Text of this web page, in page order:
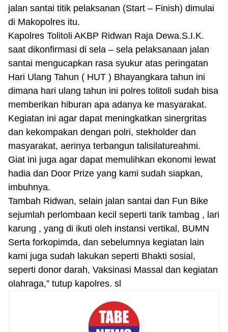
jalan santai titik pelaksanan (Start – Finish) dimulai
di Makopolres itu.
Kapolres Tolitoli AKBP Ridwan Raja Dewa.S.I.K.
saat dikonfirmasi di sela – sela pelaksanaan jalan
santai mengucapkan rasa syukur atas peringatan
Hari Ulang Tahun ( HUT ) Bhayangkara tahun ini
dimana hari ulang tahun ini polres tolitoli sudah bisa
memberikan hiburan apa adanya ke masyarakat.
Kegiatan ini agar dapat meningkatkan sinergritas
dan kekompakan dengan polri, stekholder dan
masyarakat, aerinya terbangun talisilatureahmi.
Giat ini juga agar dapat memulihkan ekonomi lewat
hadia dan Door Prize yang kami sudah siapkan,
imbuhnya.
Tambah Ridwan, selain jalan santai dan Fun Bike
sejumlah perlombaan kecil seperti tarik tambag , lari
karung , yang di ikuti oleh instansi vertikal, BUMN
Serta forkopimda, dan sebelumnya kegiatan lain
kami juga sudah lakukan seperti Bhakti sosial,
seperti donor darah, Vaksinasi Massal dan kegiatan
olahraga,” tutup kapolres. sl